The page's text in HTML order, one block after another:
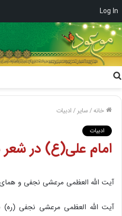
Log In
خانه/سایر /ادبیات
ادبیات
امام على(ع) در شعر
آیت الله العظمى مرعشى نجفى و
آیت الله العظمى مرعشى نجفى (ره)